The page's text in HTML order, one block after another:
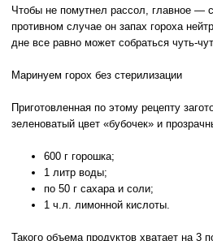
Чтобы не помутнел рассол, главное —
противном случае он запах гороха
дне все равно может собраться чуть-
Маринуем горох без стерилизации
Приготовленная по этому рецепту
зеленоватый цвет «бубочек» и
600 г горошка;
1 литр воды;
по 50 г сахара и соли;
1 ч.л. лимонной кислоты.
Такого объема продуктов хватает на